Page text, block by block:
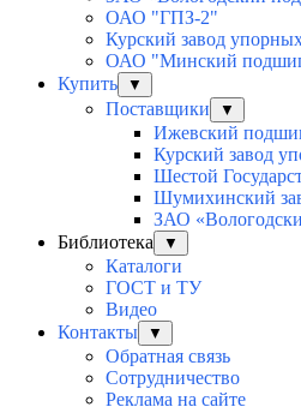
ОАО "ГПЗ-2"
Курский завод
ОАО "Минский
Купить
▼
Поставщики ▼
Ижевский
Курский завод
Шестой
Шумихинский
ЗАО
Библиотека
▼
Каталоги
ГОСТ и ТУ
Видео
Контакты
▼
Обратная связь
Сотрудничество
Реклама на сайте